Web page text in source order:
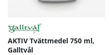
AKTIV Tvättmedel 750 ml,
Galltvål